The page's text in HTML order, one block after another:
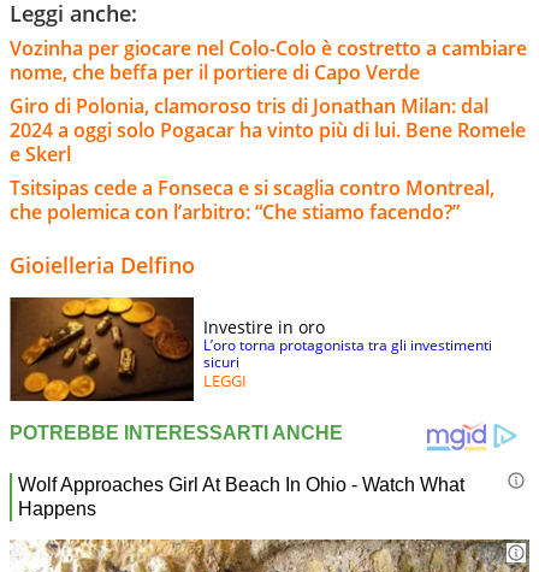
Leggi anche:
Vozinha per giocare nel Colo-Colo è costretto a cambiare
nome, che beffa per il portiere di Capo Verde
Giro di Polonia, clamoroso tris di Jonathan Milan: dal
2024 a oggi solo Pogacar ha vinto più di lui. Bene Romele
e Skerl
Tsitsipas cede a Fonseca e si scaglia contro Montreal,
che polemica con l’arbitro: “Che stiamo facendo?”
Gioielleria Delfino
Investire in oro
L’oro torna protagonista tra gli investimenti
sicuri
LEGGI